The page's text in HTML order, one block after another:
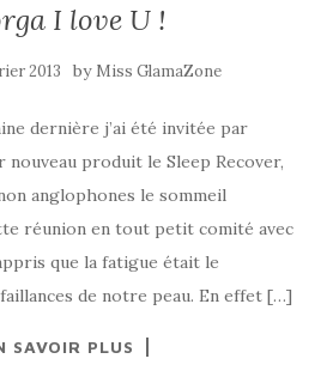
I love U !
2013 by Miss GlamaZone
dernière j’ai été invitée par
produit le Sleep Recover,
anglophones le sommeil
réunion en tout petit comité avec
que la fatigue était le
de notre peau. En effet […]
SAVOIR PLUS